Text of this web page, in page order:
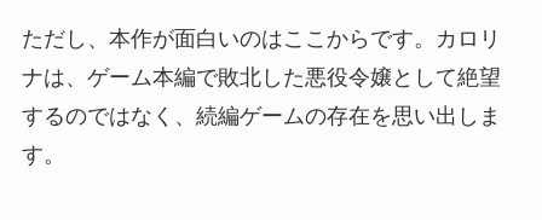
ただし、本作が面白いのはここからです。カロリ
ナは、ゲーム本編で敗北した悪役令嬢として絶望
するのではなく、続編ゲームの存在を思い出しま
す。